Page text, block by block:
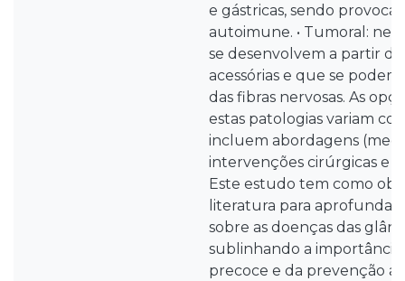
e gástricas, sendo
autoimune. • Tumoral:
se desenvolvem a partir
acessórias e que se
das fibras nervosas. As
estas patologias variam
incluem abordagens
intervenções cirúrgicas e
Este estudo tem como
literatura para
sobre as doenças das
sublinhando a
precoce e da prevenção